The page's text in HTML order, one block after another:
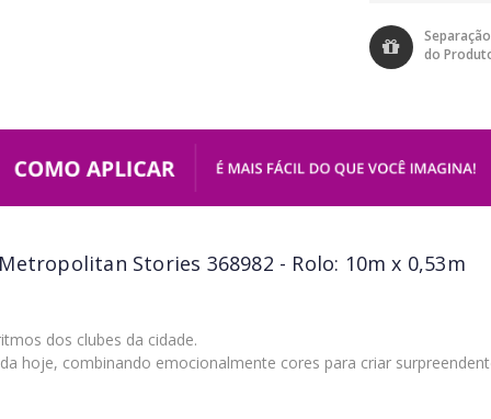
do
Stories 368982 - Rolo: 10m x 0,53m
dos clubes da cidade.
hoje, combinando emocionalmente cores para criar